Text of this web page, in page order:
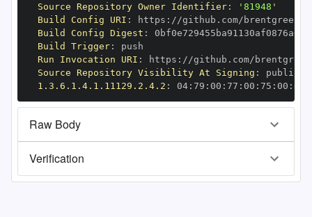
Source Repository Owner Identifier:
'81948'
Build Config URI : https :
Build Config Digest :
Build Trigger:
Run Invocation URI : https :
Source Repository Visibility At Signing :
1.3.6.1.4.1.11129.2.4.2 : 04: 79 : 00 : 77 : 00 : 75 : 00 : dd
Raw Body
Verification